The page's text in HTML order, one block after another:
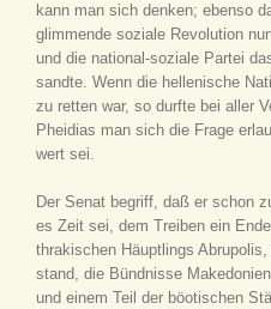
kann man sich denken; ebenso
glimmende soziale Revolution
und die national-soziale Partei
sandte. Wenn die hellenische
zu retten war, so durfte bei aller
Pheidias man sich die Frage
wert sei.
Der Senat begriff, daß er schon
es Zeit sei, dem Treiben ein
thrakischen Häuptlings
stand, die Bündnisse
und einem Teil der böotischen